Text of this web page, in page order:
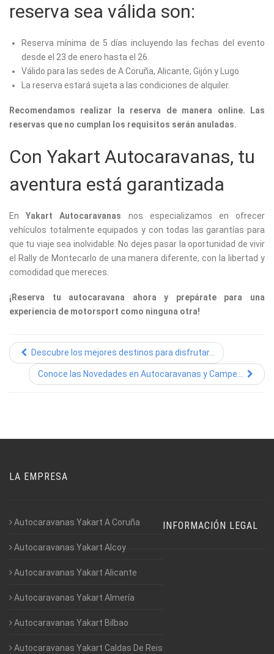
reserva sea válida son:
Reserva mínima de 5 días incluyendo las fechas del evento
desde el 23 de enero hasta el 26.
Válido para las sedes de A Coruña, Alicante, Gijón y Lugo
La reserva estará sujeta a las condiciones de alquiler.
Recomendamos realizar la reserva de manera online. Las
reservas que no cumplan los requisitos serán anuladas.
Con Yakart Autocaravanas, tu
aventura está garantizada
EnYakart Autocaravanas nos especializamos en ofrecer
vehículos totalmente equipados y con todas las garantías para
que tu viaje sea inolvidable. No dejes pasar la oportunidad de vivir
el Rally de Montecarlo de una manera diferente, con la libertad y
comodidad que mereces.
¡Reserva tu autocaravana ahora y prepárate para una
experiencia de motorsport como ninguna otra!
Descubre los mejores destinos para disfrutar...
Conoce las Novedades en Autocaravanas y Campe...
LA EMPRESA
Autocaravanas Yakart A Coruña
Autocaravanas Yakart Alcoy
Autocaravanas Yakart Alicante
Autocaravanas Yakart Almería
Autocaravanas Yakart Bilbao
Autocaravanas Yakart Caldas De Reis
INFORMACIÓN LEGAL